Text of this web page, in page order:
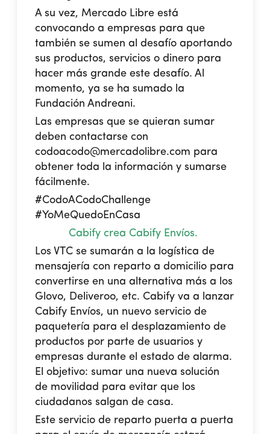
A su vez, Mercado Libre está
convocando a empresas para que
también se sumen al desafío aportando
sus productos, servicios o dinero para
hacer más grande este desafío. Al
momento, ya se ha sumado la
Fundación Andreani.
Las empresas que se quieran sumar
deben contactarse con
codoacodo@mercadolibre.com para
obtener toda la información y sumarse
fácilmente.
#CodoACodoChallenge
#YoMeQuedoEnCasa
Cabify crea Cabify Envíos.
Los VTC se sumarán a la logística de
mensajería con reparto a domicilio para
convertirse en una alternativa más a los
Glovo, Deliveroo, etc. Cabify va a lanzar
Cabify Envíos, un nuevo servicio de
paquetería para el desplazamiento de
productos por parte de usuarios y
empresas durante el estado de alarma.
El objetivo: sumar una nueva solución
de movilidad para evitar que los
ciudadanos salgan de casa.
Este servicio de reparto puerta a puerta